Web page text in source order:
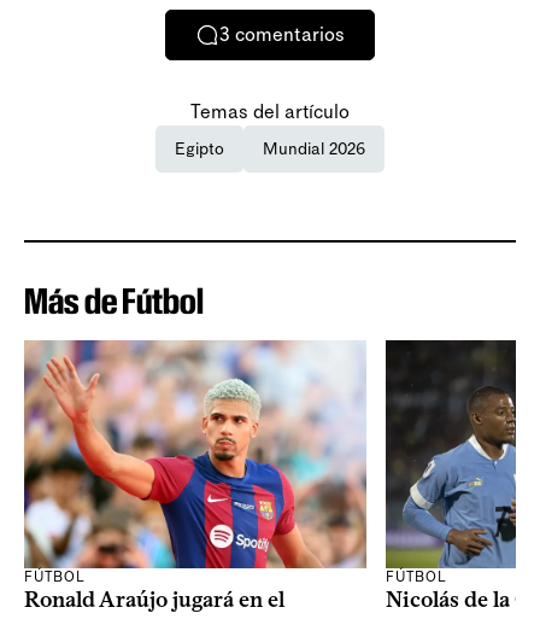
3 comentarios
Temas del artículo
Egipto Mundial 2026
Más de Fútbol
FÚTBOL
Ronald Araújo jugará en el
FÚTBOL
Nicolás de la